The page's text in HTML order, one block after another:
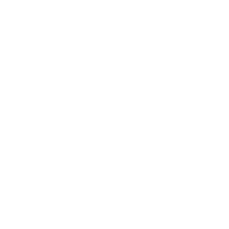
です。
ありません。
です。